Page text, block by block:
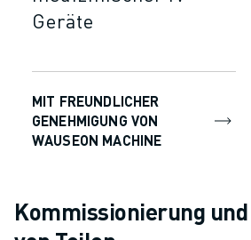
Geräte
MIT FREUNDLICHER
GENEHMIGUNG VON
WAUSEON MACHINE
Kommissionierung